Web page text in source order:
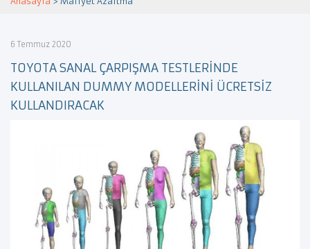
6 Temmuz 2020
TOYOTA SANAL ÇARPIŞMA TESTLERİNDE
KULLANILAN DUMMY MODELLERİNİ ÜCRETSİZ
KULLANDIRACAK